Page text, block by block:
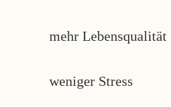
mehr Lebensqualität
weniger Stress